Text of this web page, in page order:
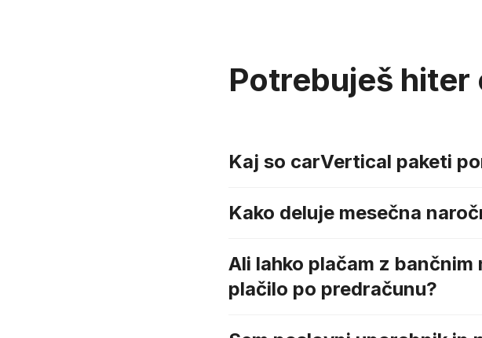
Potrebuješ hiter
Kaj so carVertical paketi
Kako deluje mesečna
Ali lahko plačam z
plačilo po predračunu?